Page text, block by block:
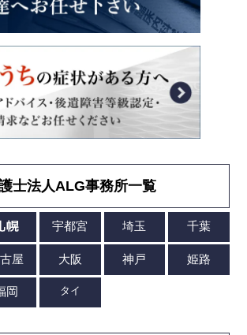
士法人ALG事務所一覧